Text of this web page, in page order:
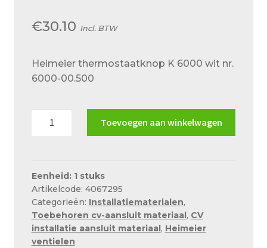
Verzending en bezorging
€30.10 Incl. BTW
Heimeier thermostaatknop K 6000 wit nr.
6000-00.500
wit
nr.
6000-
00.500
aantal
Toevoegen aan winkelwagen
Eenheid: 1 stuks
Artikelcode: 4067295
Categorieën: Installatiematerialen,
Toebehoren cv-aansluit materiaal , CV
installatie aansluit materiaal , Heimeier
ventielen